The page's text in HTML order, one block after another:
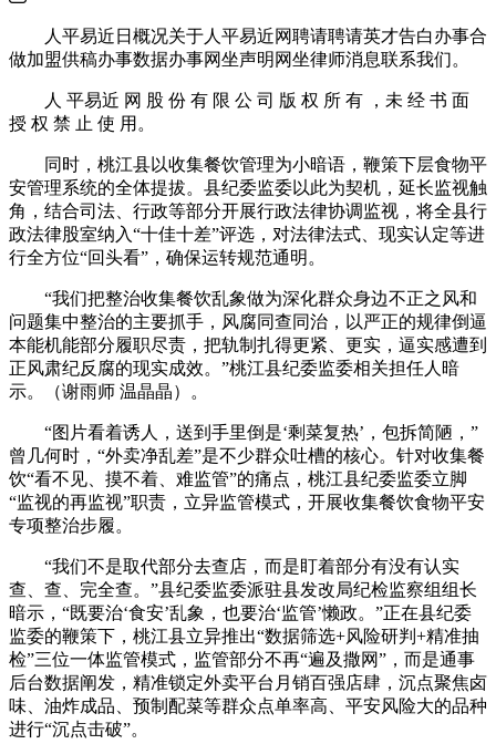
人平易近日概况关于人平易近网聘请聘请英才告白办事合
做加盟供稿办事数据办事网坐声明网坐律师消息联系我们。
人 平易近 网 股 份 有 限 公 司 版 权 所 有 ，未 经 书 面
授 权 禁 止 使 用。
同时，桃江县以收集餐饮管理为小暗语，鞭策下层食物平
安管理系统的全体提拔。县纪委监委以此为契机，延长监视触
角，结合司法、行政等部分开展行政法律协调监视，将全县行
政法律股室纳入“十佳十差”评选，对法律法式、现实认定等进
行全方位“回头看”，确保运转规范通明。
“我们把整治收集餐饮乱象做为深化群众身边不正之风和
问题集中整治的主要抓手，风腐同查同治，以严正的规律倒逼
本能机能部分履职尽责，把轨制扎得更紧、更实，逼实感遭到
正风肃纪反腐的现实成效。”桃江县纪委监委相关担任人暗
示。（谢雨师 温晶晶）。
“图片看着诱人，送到手里倒是‘剩菜复热’，包拆简陋，”
曾几何时，“外卖净乱差”是不少群众吐槽的核心。针对收集餐
饮“看不见、摸不着、难监管”的痛点，桃江县纪委监委立脚
“监视的再监视”职责，立异监管模式，开展收集餐饮食物平安
专项整治步履。
“我们不是取代部分去查店，而是盯着部分有没有认实
查、查、完全查。”县纪委监委派驻县发改局纪检监察组组长
暗示，“既要治‘食安’乱象，也要治‘监管’懒政。”正在县纪委
监委的鞭策下，桃江县立异推出“数据筛选+风险研判+精准抽
检”三位一体监管模式，监管部分不再“遍及撒网”，而是通事
后台数据阐发，精准锁定外卖平台月销百强店肆，沉点聚焦卤
味、油炸成品、预制配菜等群众点单率高、平安风险大的品种
进行“沉点击破”。